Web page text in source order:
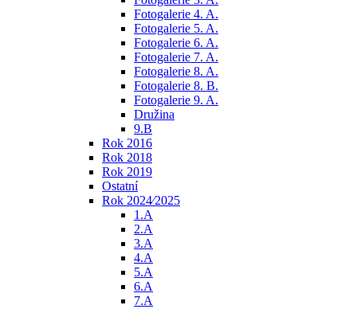
Fotogalerie 4. A.
Fotogalerie 5. A.
Fotogalerie 6. A.
Fotogalerie 7. A.
Fotogalerie 8. A.
Fotogalerie 8. B.
Fotogalerie 9. A.
Družina
9.B
Rok 2016
Rok 2018
Rok 2019
Ostatní
Rok 2024⁄2025
1.A
2.A
3.A
4.A
5.A
6.A
7.A